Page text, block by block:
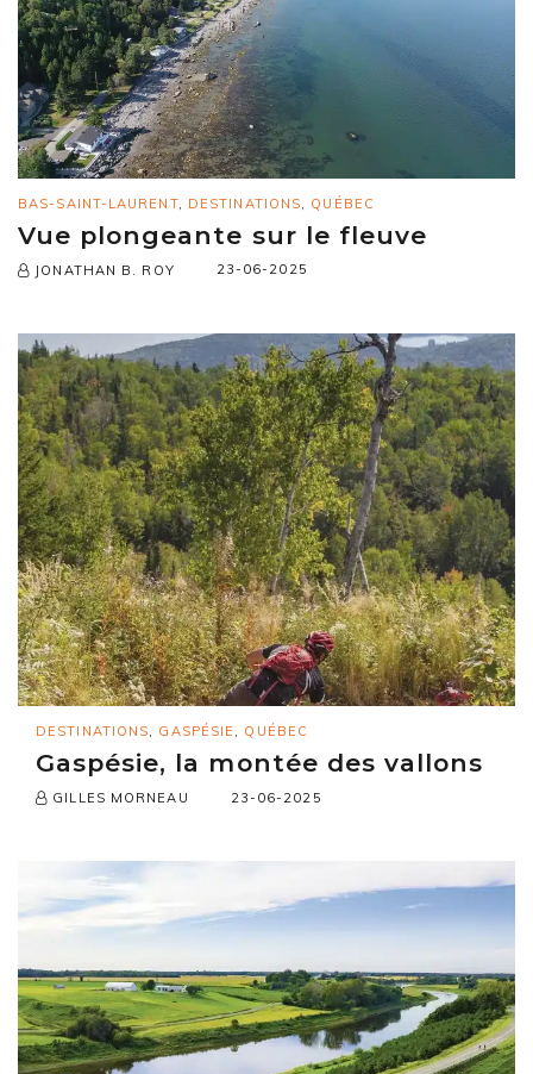
BAS-SAINT-LAURENT, DESTINATIONS QUÉBEC
Vue plongeante sur le fleuve
JONATHAN B. ROY 23-06-2025
DESTINATIONS, GASPÉSIE , QUÉBEC
Gaspésie, la montée des vallons
GILLES MORNEAU 23-06-2025